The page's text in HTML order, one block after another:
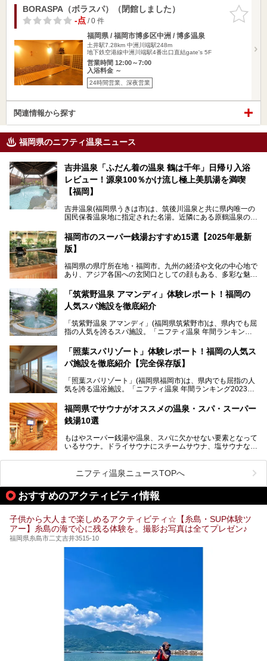
お気に入
りに追加
BORASPA（ボラスパ）（閉館しました）
-点/ 0 件
福岡県 / 福岡市博多区中洲 / 博多温泉
土井駅7.28km 中洲川端駅248m
地下鉄空港線中洲川端駅4番出口直結gate's 5F
営業時間 12:00～7:00
入浴料金 ～
24時間営業、深夜営業
関連情報から探す
福岡県のニフティ温泉ニュース
吉井温泉「ふだん着の温泉 鶴は千年」日帰り入浴
レビュー！源泉100％かけ流し極上美肌湯を満喫
【福岡】
吉井温泉(福岡県うきは市)は、筑後川温泉と共に県内唯一の
国民保養温泉地に指定された名湯。近隣にある原鶴温泉の観
す。
「ふだん着の温泉 鶴は千年」は、吉井温泉にある日帰り入
住民や温泉ファンに愛され続けています。今回は筆者自ら日
帰り入浴し、自慢の温泉を中心に詳細レビューします！
福岡市のスーパー銭湯おすすめ15選【2025年最新
版】
福岡県の県庁所在地・福岡市。九州の経済や文化の中心地で
あり、アジア各国への玄関口としての顔もある、多彩な魅力
そんな福岡市は、スーパー銭湯も多種多彩。玄界灘を眺めら
れるリゾート気分満点のスーパー銭湯から、繁華街近くのレ
いスーパー銭湯を一挙ご紹介します。
「筑紫野温泉 アマンディ」体験レポート！福岡の
人気スパ施設を徹底紹介
「筑紫野温泉 アマンディ」(福岡県筑紫野市)は、県内でも屈
指の人気を誇るスパ施設。「ニフティ温泉 年間ランキング2
入浴客で賑わっています。
そこで今回は、ニフティ温泉ライターである筆者が現地訪
ーム・併設するレストランを体験し、それらの全貌を徹底紹
介します！
「照葉スパリゾート」体験レポート！福岡の人気ス
パ施設を徹底紹介【完全保存版】
「照葉スパリゾート」(福岡県福岡市)は、県内でも屈指の人
気を誇る温浴施設。「ニフティ温泉 年間ランキング2023」
常連客で賑わっています。
そこで今回は、ニフティ温泉ライターである筆者が現地体
ューズメント・宿泊施設・グルメ・その他施設まで、多彩な
る全貌と魅力を徹底紹介します！
福岡県でサウナがオススメの温泉・スパ・スーパー
銭湯10選
もはやスーパー銭湯や温泉、スパに欠かせない要素となって
いるサウナ。ドライサウナにスチームサウナ、塩サウナな
ペース、ロウリュウなど、心ゆくまで楽しむためのサービス
が充実した施設も多くみられます。
今回はそんなサウナにこだわった、福岡県内のオススメ温
泉・銭湯・スパを10件紹介したいと思います！
ニフティ温泉ニュースTOPへ
おすすめのアクティビティ情報
子供から大人まで楽しめるアクティビティ☆【糸島・SUP体験ツ
アー】糸島の海で心に残る体験を。撮影お写真は全てプレゼン♪
福岡県糸島市二丈吉井3515-10